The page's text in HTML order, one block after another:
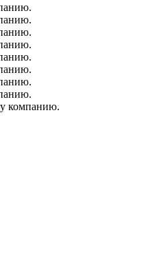
компанию.